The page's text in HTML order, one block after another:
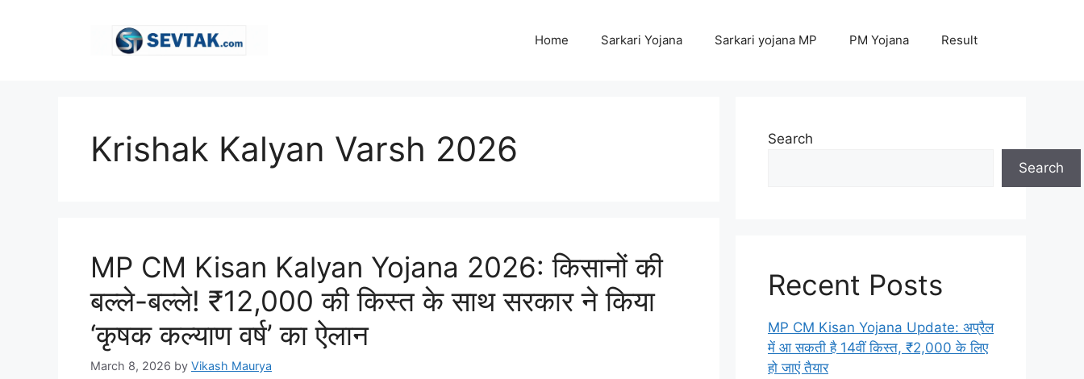
Home Sarkari Yojana Sarkari yojana MP PM Yojana Result
Krishak Kalyan Varsh 2026
MP CM Kisan Kalyan Yojana 2026: किसानों की
बल्ले-बल्ले! ₹12,000 की किस्त के साथ सरकार ने किया
‘कृषक कल्याण वर्ष’ का ऐलान
March 8, 2026 by Vikash Maurya
Search
Search
Recent Posts
MP CM Kisan Yojana Update: अप्रैल
में आ सकती है 14वीं किस्त, ₹2,000 के लिए
हो जाएं तैयार